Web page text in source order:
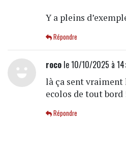
Y a pleins
Répondre
rocole 10/10/2025 à
là ça sent
ecolos de tout bord
Répondre